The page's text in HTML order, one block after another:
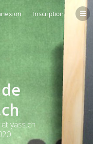
Inscription
yass.ch